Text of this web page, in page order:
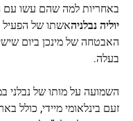
באחריות למה שהם עשו עם
יוליה נבלניהאשתו של הפעיל
האבטחה של מינכן ביום
בעלה.
השמועה על מותו של נבלני
זעם בינלאומי מיידי, כולל